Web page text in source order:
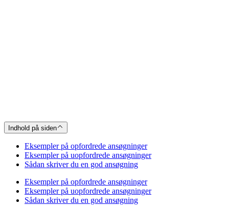
Indhold på siden
Eksempler på opfordrede ansøgninger
Eksempler på uopfordrede ansøgninger
Sådan skriver du en god ansøgning
Eksempler på opfordrede ansøgninger
Eksempler på uopfordrede ansøgninger
Sådan skriver du en god ansøgning